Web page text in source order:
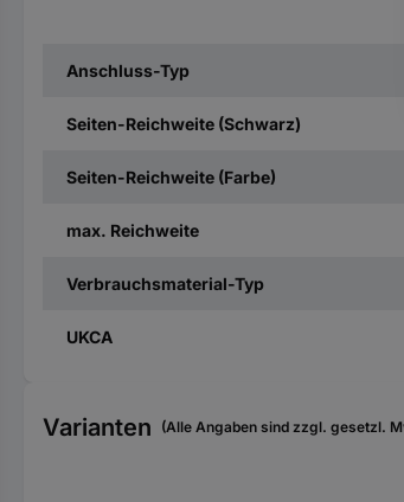
Anschluss-Typ
Seiten-Reichweite (Schwarz)
Seiten-Reichweite (Farbe)
max. Reichweite
Verbrauchsmaterial-Typ
UKCA
Varianten (Alle Angaben sind zzgl. gesetzl.